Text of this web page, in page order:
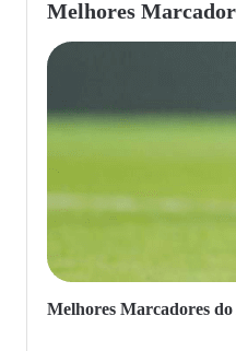
Melhores
Melhores Marcadores